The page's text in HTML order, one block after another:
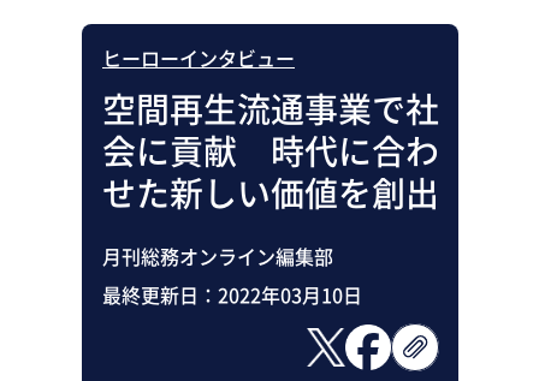
ヒーローインタビュー
空間再生流通事業で社
会に貢献 時代に合わ
せた新しい価値を創出
月刊総務オンライン編集部
最終更新日： 2022年03月10日